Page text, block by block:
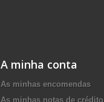
A minha conta
As minhas encomendas
As minhas notas de crédito